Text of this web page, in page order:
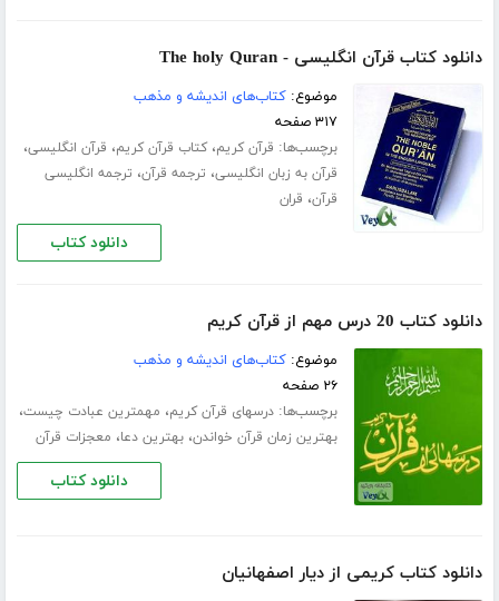
دانلود کتاب قرآن انگلیسی - The holy Quran
موضوع:کتاب‌های اندیشه و مذهب
۳۱۷ صفحه
برچسب‌ها: قرآن کریم،کتاب قرآن کریم، قرآن انگلیسی،
قرآن به زبان انگلیسی، ترجمه قرآن، ترجمه انگلیسی
قرآن، قران
دانلود کتاب
دانلود کتاب 20 درس مهم از قرآن کریم
موضوع:کتاب‌های اندیشه و مذهب
۲۶ صفحه
برچسب‌ها:درسهای قرآن کریم، مهمترین عبادت چیست،
بهترین زمان قرآن خواندن،بهترین دعا، معجزات قرآن
دانلود کتاب
دانلود کتاب کریمی از دیار اصفهانیان